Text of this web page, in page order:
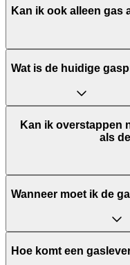
Kan ik ook alleen gas
Wat is de huidige
Kan ik overstappen
als
Wanneer moet ik de
Hoe komt een